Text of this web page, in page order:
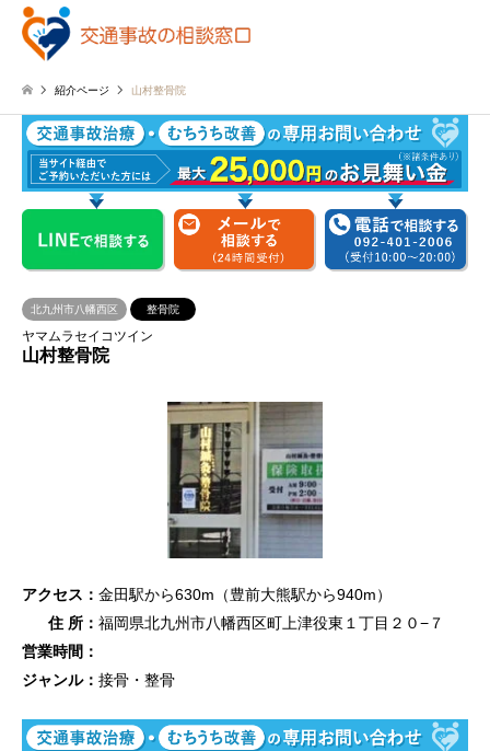
紹介ページ 山村整骨院
北九州市八幡西区 整骨院
ヤマムラセイコツイン
山村整骨院
アクセス： 金田駅から630m（豊前大熊駅から940m）
住 所： 福岡県北九州市八幡西区町上津役東１丁目２０−７
営業時間：
ジャンル： 接骨・整骨